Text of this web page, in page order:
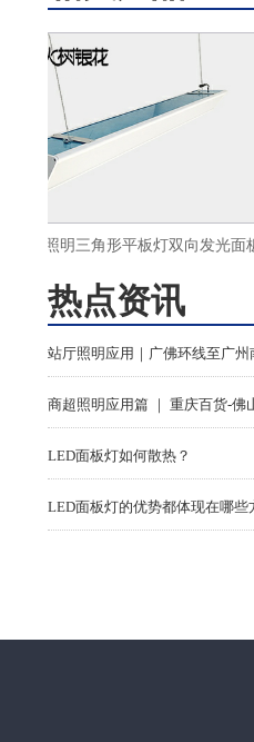
花照明三角形平板灯双向发光面板
灯LED办公吊线灯ds33
热点资讯
LED面板灯如何散热？
LED面板灯的优势都体现在哪些